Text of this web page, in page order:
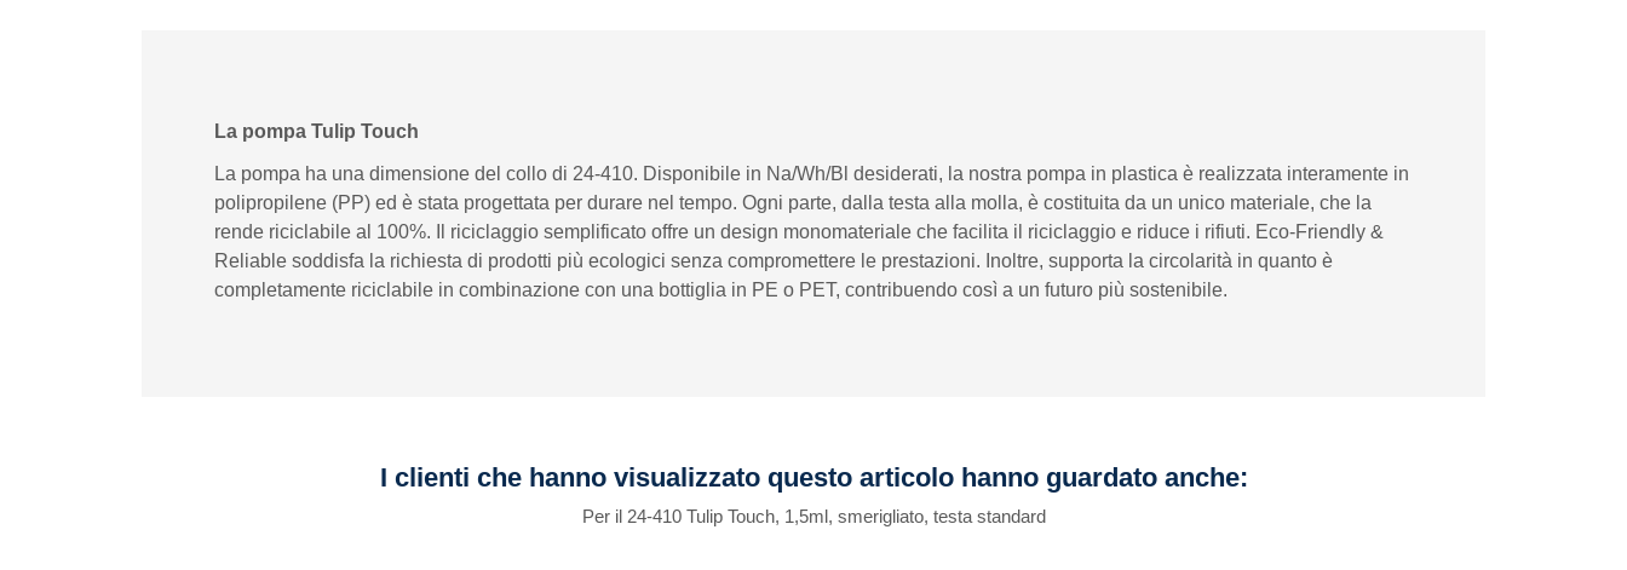
La pompa Tulip Touch
La pompa ha una dimensione del collo di 24-410. Disponibile in Na/Wh/Bl desiderati, la nostra pompa in plastica è realizzata interamente in
polipropilene (PP) ed è stata progettata per durare nel tempo. Ogni parte, dalla testa alla molla, è costituita da un unico materiale, che la
rende riciclabile al 100%. Il riciclaggio semplificato offre un design monomateriale che facilita il riciclaggio e riduce i rifiuti. Eco-Friendly &
Reliable soddisfa la richiesta di prodotti più ecologici senza compromettere le prestazioni. Inoltre, supporta la circolarità in quanto è
completamente riciclabile in combinazione con una bottiglia in PE o PET, contribuendo così a un futuro più sostenibile.
I clienti che hanno visualizzato questo articolo hanno guardato anche:
Per il 24-410 Tulip Touch, 1,5ml, smerigliato, testa standard